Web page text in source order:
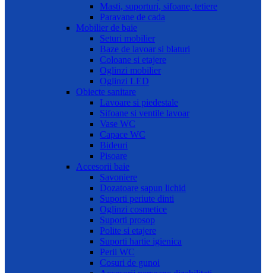
Masti, suporturi, sifoane, tetiere
Paravane de cada
Mobilier de baie
Seturi mobilier
Baze de lavoar si blaturi
Coloane si etajere
Oglinzi mobilier
Oglinzi LED
Obiecte sanitare
Lavoare si piedestale
Sifoane si ventile lavoar
Vase WC
Capace WC
Bideuri
Pisoare
Accesorii baie
Savoniere
Dozatoare sapun lichid
Suporti periute dinti
Oglinzi cosmetice
Suporti prosop
Polite si etajere
Suporti hartie igienica
Perii WC
Cosuri de gunoi